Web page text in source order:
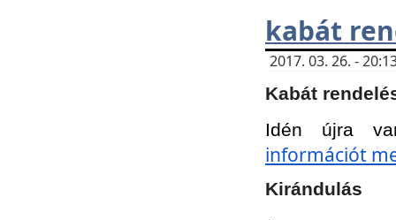
kabát
2017. 03. 26. -
Kabát
Idén újra
információt
Kirándulás